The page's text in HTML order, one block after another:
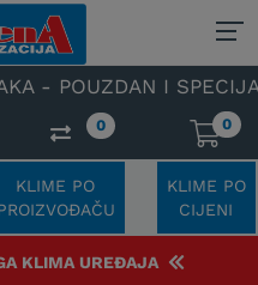
I SPECIJALIZIRAN
0 0
KLIME PO
KLIME PO
CIJENI
KLIMA UREĐAJA